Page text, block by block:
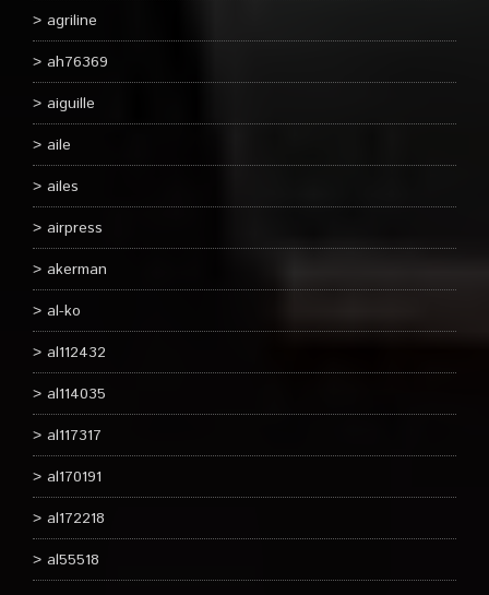
agriline
ah76369
aiguille
aile
ailes
airpress
akerman
al-ko
al112432
al114035
al117317
al170191
al172218
al55518